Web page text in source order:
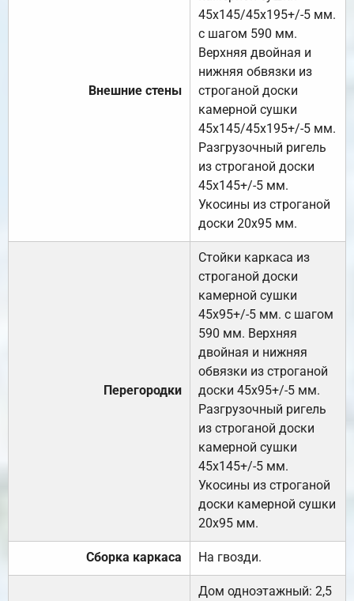
Внешние стены
45х145/45х195+/-5 мм.
с шагом 590 мм.
Верхняя двойная и
нижняя обвязки из
строганой доски
камерной сушки
45х145/45х195+/-5 мм.
Разгрузочный ригель
из строганой доски
45х145+/-5 мм.
Укосины из строганой
доски 20х95 мм.
Перегородки
Стойки каркаса из
строганой доски
камерной сушки
45х95+/-5 мм. с шагом
590 мм. Верхняя
двойная и нижняя
обвязки из строганой
доски 45х95+/-5 мм.
Разгрузочный ригель
из строганой доски
камерной сушки
45х145+/-5 мм.
Укосины из строганой
доски камерной сушки
20х95 мм.
Сборка каркаса На гвозди.
Дом одноэтажный: 2,5